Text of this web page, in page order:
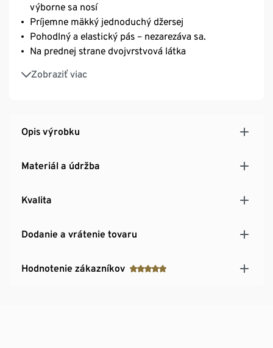
výborne sa nosí
Príjemne mäkký jednoduchý džersej
Pohodlný a elastický pás – nezarezáva sa.
Na prednej strane dvojvrstvová látka
Zobraziť viac
Bez rušivých bočných švov
Opis výrobku
Materiál a údržba
Kvalita
Dodanie a vrátenie tovaru
Hodnotenie zákazníkov